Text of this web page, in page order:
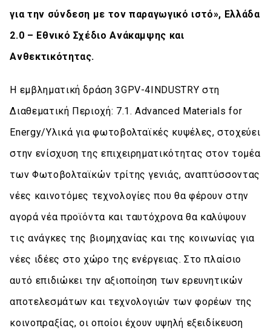
για την σύνδεση με τον παραγωγικό ιστό», Ελλάδα
2.0 – Εθνικό Σχέδιο Ανάκαμψης και
Ανθεκτικότητας.
Η εμβληματική δράση 3GPV-4INDUSTRY στη
Διαθεματική Περιοχή: 7.1. Advanced Materials for
Energy/Υλικά για φωτοβολταϊκές κυψέλες, στοχεύει
στην ενίσχυση της επιχειρηματικότητας στον τομέα
των Φωτοβολταϊκών τρίτης γενιάς, αναπτύσσοντας
νέες καινοτόμες τεχνολογίες που θα φέρουν στην
αγορά νέα προϊόντα και ταυτόχρονα θα καλύψουν
τις ανάγκες της βιομηχανίας και της κοινωνίας για
νέες ιδέες στο χώρο της ενέργειας. Στο πλαίσιο
αυτό επιδιώκει την αξιοποίηση των ερευνητικών
αποτελεσμάτων και τεχνολογιών των φορέων της
κοινοπραξίας, οι οποίοι έχουν υψηλή εξειδίκευση